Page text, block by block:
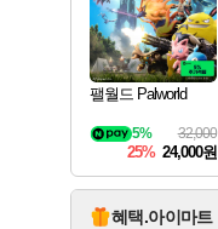
팰월드 Palworld
32,000
5%
25% 24,000원
혜택.아이마트